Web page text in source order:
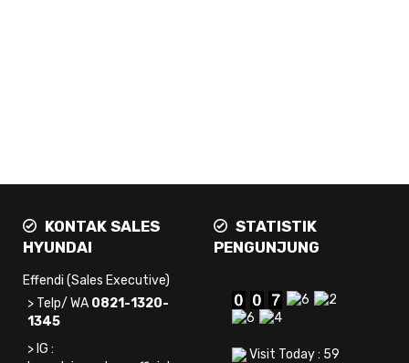
KONTAK SALES
HYUNDAI
Effendi (Sales Executive)
> Telp/ WA 0821-1320-
1345
> IG :
STATISTIK
PENGUNJUNG
Visit Today : 59